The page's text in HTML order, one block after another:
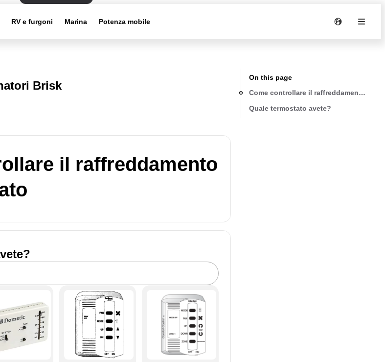
RV e furgoni Marina Potenza mobile
Brisk
il raffreddamento
On this page
Come controllare il raffreddamento sul
Quale termostato avete?